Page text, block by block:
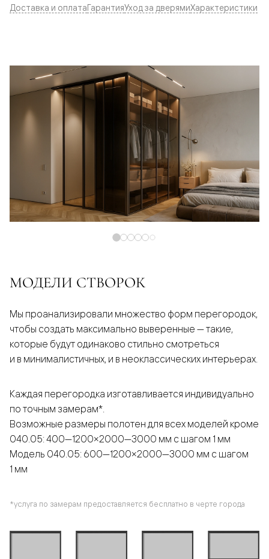
Доставка и оплатаГарантияУход за дверямиХарактеристики
МОДЕЛИ СТВОРОК
Мы проанализировали множество форм перегородок,
чтобы создать максимально выверенные — такие,
которые будут одинаково стильно смотреться
и в минималистичных, и в неоклассических интерьерах.
Каждая перегородка изготавливается индивидуально
по точным замерам*.
Возможные размеры полотен для всех моделей кроме
040.05: 400—1200×2000—3000 мм с шагом 1 мм
Модель 040.05: 600—1200×2000—3000 мм с шагом
1 мм
*услуга по замерам предоставляется бесплатно в черте города